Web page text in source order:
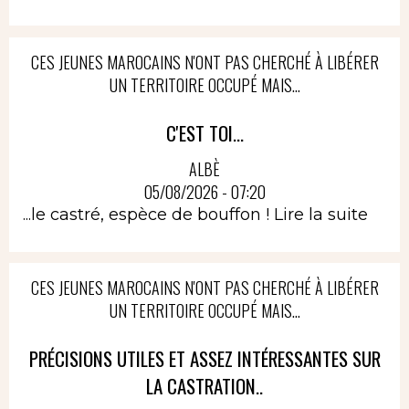
CES JEUNES MAROCAINS N'ONT PAS CHERCHÉ À LIBÉRER
UN TERRITOIRE OCCUPÉ MAIS...
C'EST TOI...
ALBÈ
05/08/2026 - 07:20
...le castré, espèce de bouffon ! Lire la suite
CES JEUNES MAROCAINS N'ONT PAS CHERCHÉ À LIBÉRER
UN TERRITOIRE OCCUPÉ MAIS...
PRÉCISIONS UTILES ET ASSEZ INTÉRESSANTES SUR
LA CASTRATION..